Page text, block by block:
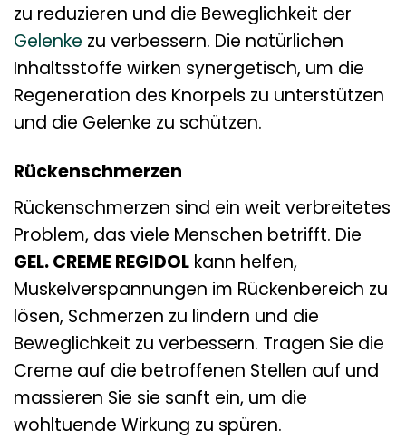
zu reduzieren und die Beweglichkeit der
Gelenke zu verbessern. Die natürlichen
Inhaltsstoffe wirken synergetisch, um die
Regeneration des Knorpels zu unterstützen
und die Gelenke zu schützen.
Rückenschmerzen
Rückenschmerzen sind ein weit verbreitetes
Problem, das viele Menschen betrifft. Die
GEL. CREME REGIDOL kann helfen,
Muskelverspannungen im Rückenbereich zu
lösen, Schmerzen zu lindern und die
Beweglichkeit zu verbessern. Tragen Sie die
Creme auf die betroffenen Stellen auf und
massieren Sie sie sanft ein, um die
wohltuende Wirkung zu spüren.